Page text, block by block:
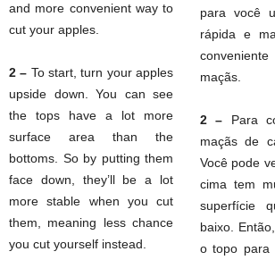
and more convenient way to
cut your apples.
2 – To start, turn your apples
upside down. You can see
the tops have a lot more
surface area than the
bottoms. So by putting them
face down, they’ll be a lot
more stable when you cut
them, meaning less chance
you cut yourself instead.
para você
rápida e
maçãs.
2 – Para
maçãs de
Você pode
cima tem
superfície
baixo.
o topo para